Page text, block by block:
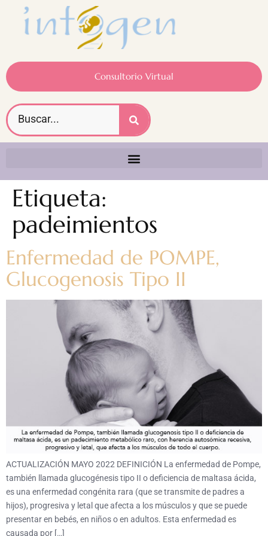
Consultorio Virtual
Etiqueta:
padeimientos
Enfermedad de POMPE,
Glucogenosis Tipo II
ACTUALIZACIÓN MAYO 2022 DEFINICIÓN La enfermedad de Pompe,
también llamada glucogénesis tipo II o deficiencia de maltasa ácida,
es una enfermedad congénita rara (que se transmite de padres a
hijos), progresiva y letal que afecta a los músculos y que se puede
presentar en bebés, en niños o en adultos. Esta enfermedad es
causada por […]